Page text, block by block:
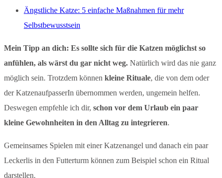
Ängstliche Katze: 5 einfache Maßnahmen für mehr
Selbstbewusstsein
Mein Tipp an dich: Es sollte sich für die Katzen möglichst so
anfühlen, als wärst du gar nicht weg. Natürlich wird das nie ganz
möglich sein. Trotzdem können kleine Rituale, die von dem oder
der KatzenaufpasserIn übernommen werden, ungemein helfen.
Deswegen empfehle ich dir, schon vor dem Urlaub ein paar
kleine Gewohnheiten in den Alltag zu integrieren.
Gemeinsames Spielen mit einer Katzenangel und danach ein paar
Leckerlis in den Futterturm können zum Beispiel schon ein Ritual
darstellen.